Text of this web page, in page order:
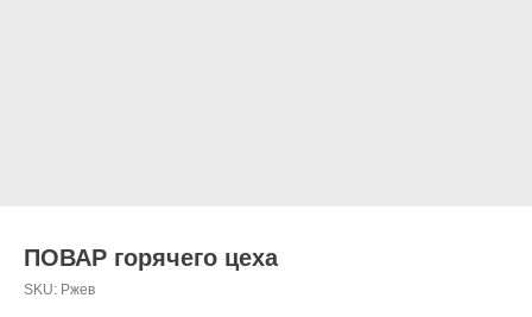
ПОВАР горячего цеха
SKU: Ржев